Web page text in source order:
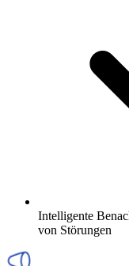
Intelligente
von Störungen